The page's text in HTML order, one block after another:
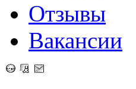
Отзывы
Вакансии